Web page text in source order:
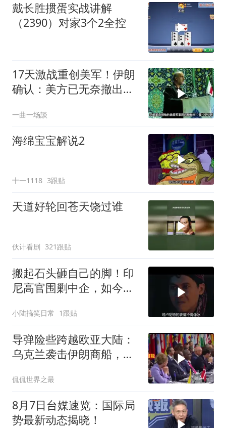
戴长胜掼蛋实战讲解
（2390）对家3个2全控
17天激战重创美军！伊朗
确认：美方已无奈撤出两
一曲一场談
海绵宝宝解说2
十一1118 3跟贴
天道好轮回苍天饶过谁
伙计看剧 321跟贴
搬起石头砸自己的脚！印
尼高官围剿中企，如今烂
小陆搞笑日常 1跟贴
导弹险些跨越欧亚大陆：
乌克兰袭击伊朗商船，差
雷”
侃侃世界之最
8月7日台媒速览：国际局
势最新动态揭晓！